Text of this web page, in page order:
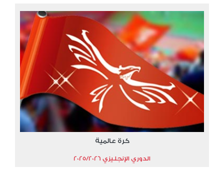
كرة عالمية
الدوري الإنجليزي 2025/2026